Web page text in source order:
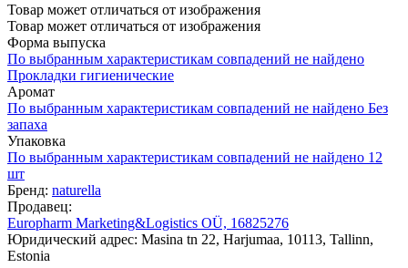
Товар может отличаться от изображения
Товар может отличаться от изображения
Форма выпуска
По выбранным характеристикам совпадений не найдено
Прокладки гигиенические
Аромат
По выбранным характеристикам совпадений не найдено Без
запаха
Упаковка
По выбранным характеристикам совпадений не найдено 12
шт
Бренд: naturella
Продавец:
Europharm Marketing&Logistics OÜ, 16825276
Юридический адрес: Masina tn 22, Harjumaa, 10113, Tallinn,
Estonia